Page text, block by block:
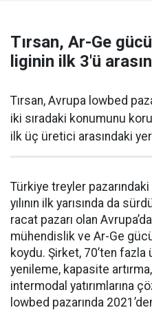
Tırsan, Ar-Ge
liginin ilk 3'ü
Tırsan, Avrupa lowbed
iki sıradaki konumunu
ilk üç üretici arasındaki
Türkiye treyler
yılının ilk yarısında da
racat pazarı olan
mühendislik ve Ar-Ge
koydu. Şirket, 70’ten
yenile­me, kapasite
intermodal yatırımlarına
lowbed pazarında